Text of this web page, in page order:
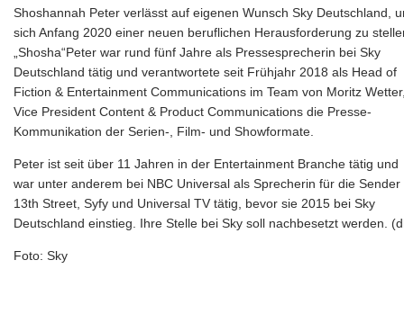
Shoshannah Peter verlässt auf eigenen Wunsch Sky Deutschland,
sich Anfang 2020 einer neuen beruflichen Herausforderung zu
„Shosha“Peter war rund fünf Jahre als Pressesprecherin bei Sky
Deutschland tätig und verantwortete seit Frühjahr 2018 als Head of
Fiction & Entertainment Communications im Team von Moritz
Vice President Content & Product Communications die Presse-
Kommunikation der Serien-, Film- und Showformate.
Peter ist seit über 11 Jahren in der Entertainment Branche tätig und
war unter anderem bei NBC Universal als Sprecherin für die Sender
13th Street, Syfy und Universal TV tätig, bevor sie 2015 bei Sky
Deutschland einstieg. Ihre Stelle bei Sky soll nachbesetzt werden.
Foto: Sky